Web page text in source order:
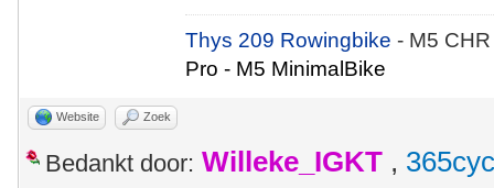
Thys 209 Rowingbike- M5
Pro - M5 MinimalBike
Website Zoek
Bedankt door: Willeke_IGKT ,